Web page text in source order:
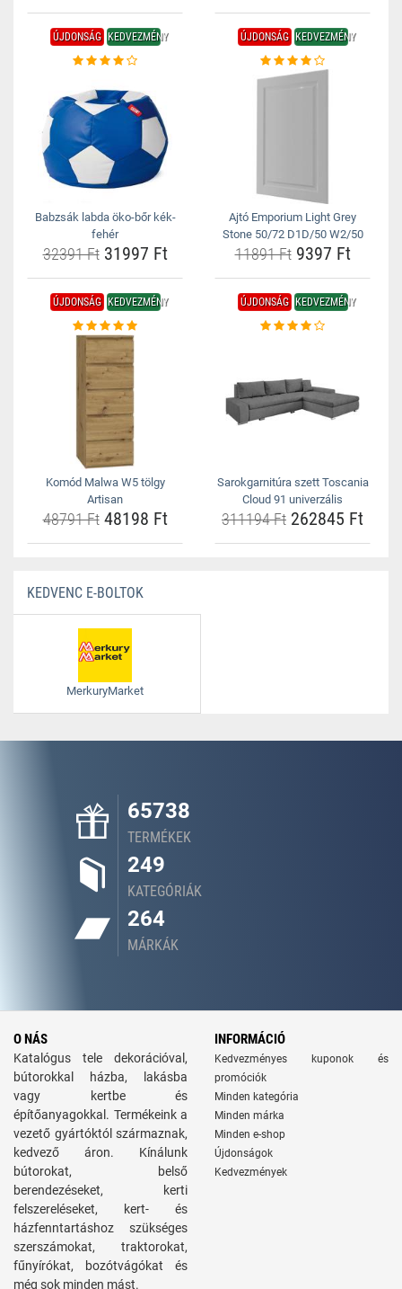
ÚJDONSÁG KEDVEZMÉNY
Babzsák labda öko-bőr kék-
fehér
32391 Ft31997 Ft
ÚJDONSÁG KEDVEZMÉNY
Ajtó Emporium Light Grey
Stone 50/72 D1D/50 W2/50
11891 Ft9397 Ft
ÚJDONSÁG KEDVEZMÉNY
Komód Malwa W5 tölgy
Artisan
48791 Ft48198 Ft
ÚJDONSÁG KEDVEZMÉNY
Sarokgarnitúra szett Toscania
Cloud 91 univerzális
311194 Ft 262845 Ft
KEDVENC E-BOLTOK
MerkuryMarket
65738
TERMÉKEK
249
KATEGÓRIÁK
264
MÁRKÁK
O NÁS
Katalógus tele dekorációval,
bútorokkal házba, lakásba
vagy kertbe és
építőanyagokkal. Termékeink a
vezető gyártóktól származnak,
kedvező áron. Kínálunk
bútorokat, belső
berendezéseket, kerti
felszereléseket, kert- és
házfenntartáshoz szükséges
szerszámokat, traktorokat,
fűnyírókat, bozótvágókat és
még sok minden mást.
INFORMÁCIÓ
Kedvezményes kuponok és
promóciók
Minden kategória
Minden márka
Minden e-shop
Újdonságok
Kedvezmények